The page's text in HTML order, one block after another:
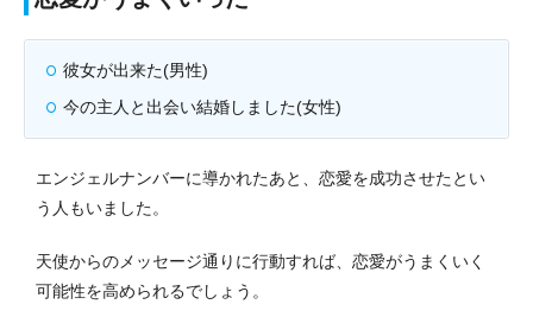
彼女が出来た(男性)
今の主人と出会い結婚しました(女性)
エンジェルナンバーに導かれたあと、恋愛を成功させたとい
う人もいました。
天使からのメッセージ通りに行動すれば、恋愛がうまくいく
可能性を高められるでしょう。